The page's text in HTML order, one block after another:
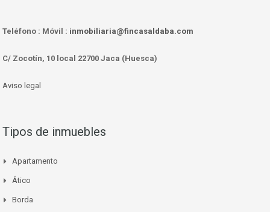
Teléfono : Móvil : inmobiliaria@fincasaldaba.com
C/ Zocotín, 10 local 22700 Jaca (Huesca)
Aviso legal
Tipos de inmuebles
Apartamento
Ático
Borda